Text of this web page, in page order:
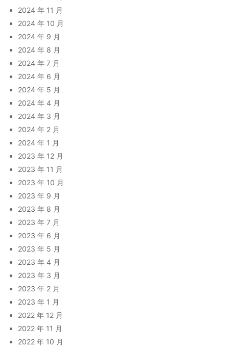
2024 年 11 月
2024 年 10 月
2024 年 9 月
2024 年 8 月
2024 年 7 月
2024 年 6 月
2024 年 5 月
2024 年 4 月
2024 年 3 月
2024 年 2 月
2024 年 1 月
2023 年 12 月
2023 年 11 月
2023 年 10 月
2023 年 9 月
2023 年 8 月
2023 年 7 月
2023 年 6 月
2023 年 5 月
2023 年 4 月
2023 年 3 月
2023 年 2 月
2023 年 1 月
2022 年 12 月
2022 年 11 月
2022 年 10 月